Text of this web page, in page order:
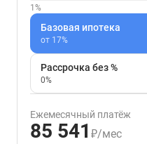
1%
Базовая ипотека
от 17%
Рассрочка без %
0%
Ежемесячный платёж
85 541 ₽/мес